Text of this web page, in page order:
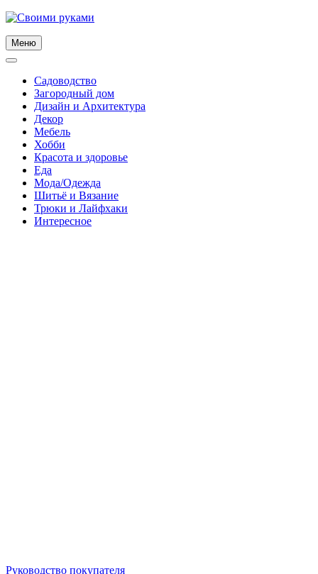
Skip
content
Меню
Садоводство
Загородный дом
Дизайн и Архитектура
Декор
Мебель
Хобби
Красота и здоровье
Еда
Мода/Одежда
Шитьё и Вязание
Трюки и Лайфхаки
Интересное
Руководство покупателя